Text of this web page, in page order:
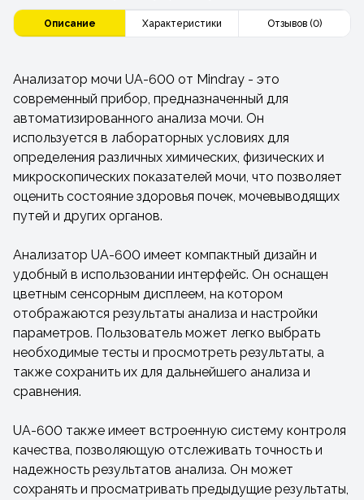
Описание Характеристики Отзывов (0)
Анализатор мочи UA-600 от Mindray - это
современный прибор, предназначенный для
автоматизированного анализа мочи. Он
используется в лабораторных условиях для
определения различных химических, физических и
микроскопических показателей мочи, что позволяет
оценить состояние здоровья почек, мочевыводящих
путей и других органов.
Анализатор UA-600 имеет компактный дизайн и
удобный в использовании интерфейс. Он оснащен
цветным сенсорным дисплеем, на котором
отображаются результаты анализа и настройки
параметров. Пользователь может легко выбрать
необходимые тесты и просмотреть результаты, а
также сохранить их для дальнейшего анализа и
сравнения.
UA-600 также имеет встроенную систему контроля
качества, позволяющую отслеживать точность и
надежность результатов анализа. Он может
сохранять и просматривать предыдущие результаты,